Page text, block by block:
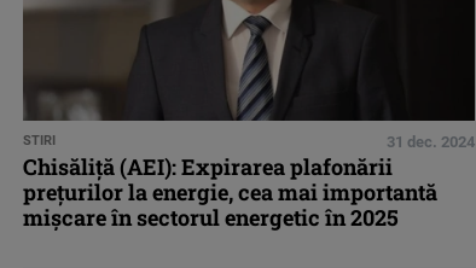
STIRI 31 dec. 2024
Chisăliţă (AEI): Expirarea plafonării
preţurilor la energie, cea mai importantă
mişcare în sectorul energetic în 2025